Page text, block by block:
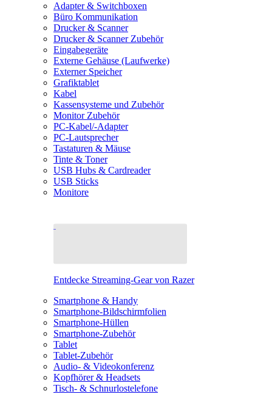
Adapter & Switchboxen
Büro Kommunikation
Drucker & Scanner
Drucker & Scanner Zubehör
Eingabegeräte
Externe Gehäuse (Laufwerke)
Externer Speicher
Grafiktablet
Kabel
Kassensysteme und Zubehör
Monitor Zubehör
PC-Kabel/-Adapter
PC-Lautsprecher
Tastaturen & Mäuse
Tinte & Toner
USB Hubs & Cardreader
USB Sticks
Monitore
Entdecke Streaming-Gear von Razer
Smartphone & Handy
Smartphone-Bildschirmfolien
Smartphone-Hüllen
Smartphone-Zubehör
Tablet
Tablet-Zubehör
Audio- & Videokonferenz
Kopfhörer & Headsets
Tisch- & Schnurlostelefone